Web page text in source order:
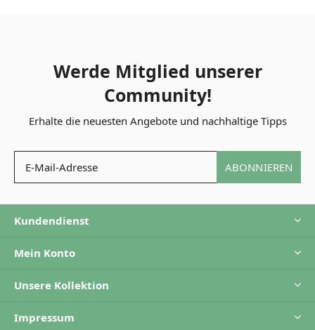
Werde Mitglied unserer
Community!
Erhalte die neuesten Angebote und nachhaltige Tipps
ABONNIEREN
Kundendienst
Mein Konto
Unsere Kollektion
Impressum